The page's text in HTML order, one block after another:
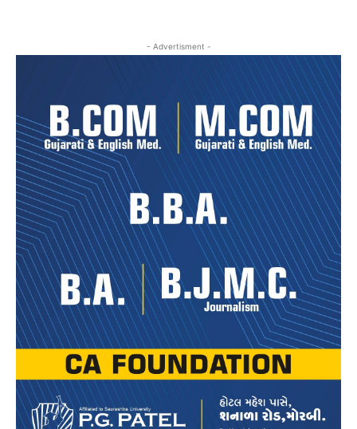
- Advertisment -